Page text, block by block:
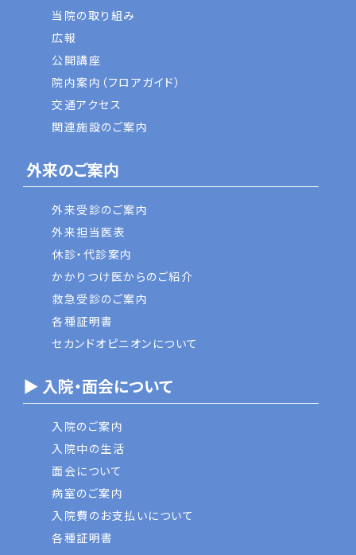
当院の取り組み
広報
公開講座
院内案内（フロアガイド）
交通アクセス
関連施設のご案内
外来のご案内
外来受診のご案内
外来担当医表
休診・代診案内
かかりつけ医からのご紹介
救急受診のご案内
各種証明書
セカンドオピニオンについて
▶ 入院・面会について
入院のご案内
入院中の生活
面会について
病室のご案内
入院費のお支払いについて
各種証明書